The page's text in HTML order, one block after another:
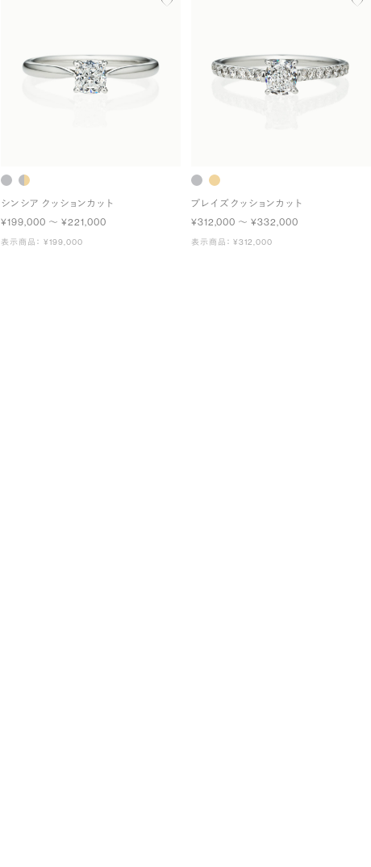
シンシア クッションカット
¥199,000 〜 ¥221,000
表示商品： ¥199,000
プレイズ クッションカット
¥312,000 〜 ¥332,000
表示商品： ¥312,000